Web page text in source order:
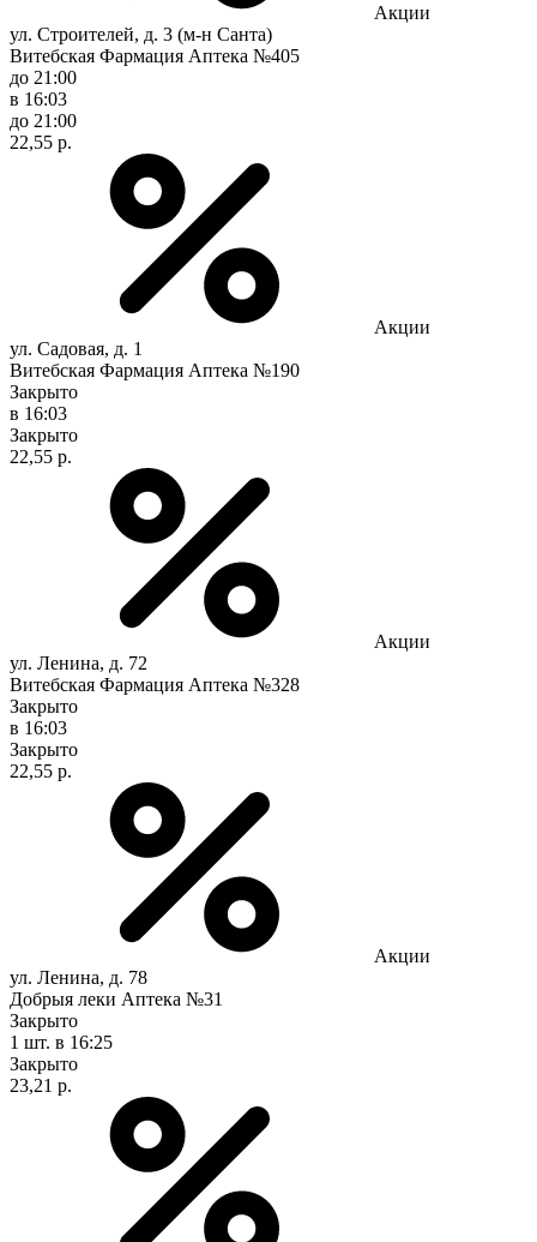
Акции
ул. Строителей, д. 3 (м-н Санта)
Витебская Фармация Аптека №405
до 21:00
в 16:03
до 21:00
22,55 р.
Акции
ул. Садовая, д. 1
Витебская Фармация Аптека №190
Закрыто
в 16:03
Закрыто
22,55 р.
Акции
ул. Ленина, д. 72
Витебская Фармация Аптека №328
Закрыто
в 16:03
Закрыто
22,55 р.
Акции
ул. Ленина, д. 78
Добрыя леки Аптека №31
Закрыто
1 шт. в 16:25
Закрыто
23,21 р.